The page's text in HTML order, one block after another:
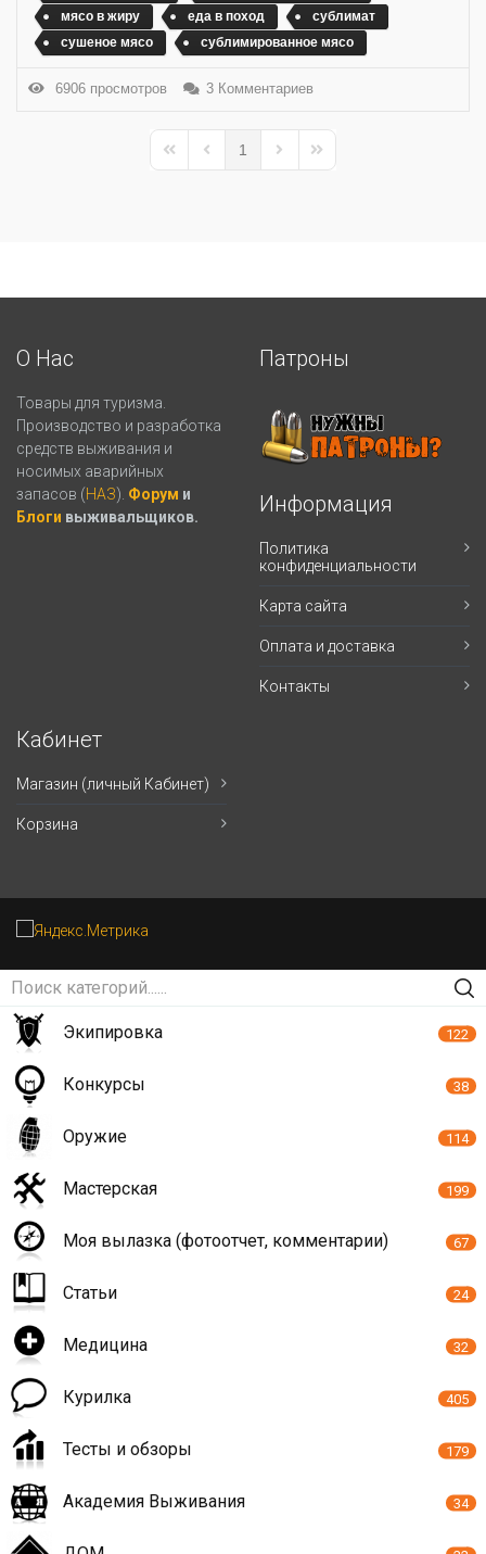
мясо в жиру
еда в поход
сублимат
сушеное мясо
сублимированное мясо
6906 просмотров 3 Комментариев
First PagePrevious Page
1
Next PageLast Page
О Нас
Товары для туризма.
Производство и разработка
средств выживания и
носимых аварийных
запасов (НАЗ). Форум и
Блоги выживальщиков.
Патроны
Информация
Политика
конфиденциальности
Карта сайта
Оплата и доставка
Контакты
Кабинет
Магазин (личный Кабинет)
Корзина
Экипировка 122
Конкурсы 38
Оружие 114
Мастерская 199
Моя вылазка (фотоотчет, комментарии) 67
Статьи 24
Медицина 32
Курилка 405
Тесты и обзоры 179
Академия Выживания 34